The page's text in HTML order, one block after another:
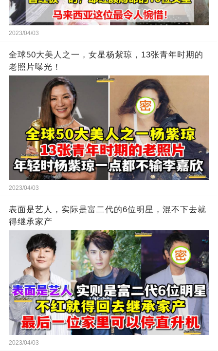
2023/04/03
全球50大美人之一，女星杨紫琼，13张青年时期的
老照片曝光！
2023/04/03
表面是艺人，实际是富二代的6位明星，混不下去就
得继承家产
2023/04/03